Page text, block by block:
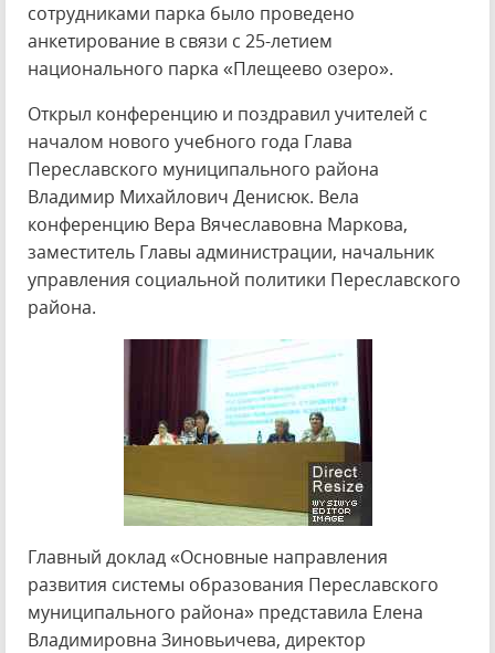
сотрудниками парка было проведено
анкетирование в связи с 25-летием
национального парка «Плещеево озеро».
Открыл конференцию и поздравил учителей с
началом нового учебного года Глава
Переславского муниципального района
Владимир Михайлович Денисюк. Вела
конференцию Вера Вячеславовна Маркова,
заместитель Главы администрации, начальник
управления социальной политики Переславского
района.
Главный доклад «Основные направления
развития системы образования Переславского
муниципального района» представила Елена
Владимировна Зиновьичева, директор